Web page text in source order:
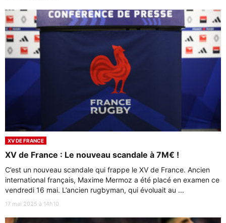
XV DE FRANCE
XV de France : Le nouveau scandale à 7M€ !
C’est un nouveau scandale qui frappe le XV de France. Ancien
international français, Maxime Mermoz a été placé en examen ce
vendredi 16 mai. L’ancien rugbyman, qui évoluait au ...
17 mai 2025 à 14h10